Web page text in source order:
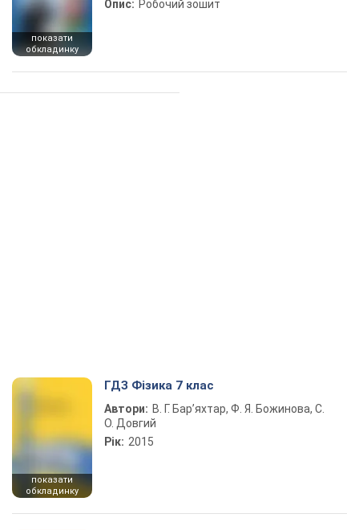
показати
обкладинку
Опис: Робочий зошит
показати
обкладинку
ГДЗ Фізика 7 клас
Автори: В. Г. Бар’яхтар, Ф. Я. Божинова, С.
О. Довгий
Рік: 2015